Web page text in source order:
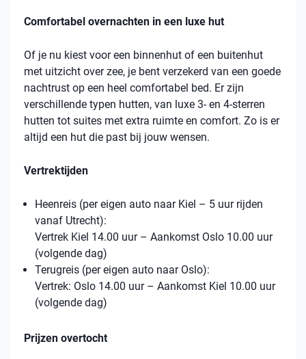
Comfortabel overnachten in een luxe hut
Of je nu kiest voor een binnenhut of een buitenhut
met uitzicht over zee, je bent verzekerd van een goede
nachtrust op een heel comfortabel bed. Er zijn
verschillende typen hutten, van luxe 3- en 4-sterren
hutten tot suites met extra ruimte en comfort. Zo is er
altijd een hut die past bij jouw wensen.
Vertrektijden
Heenreis (per eigen auto naar Kiel – 5 uur rijden
vanaf Utrecht):
Vertrek Kiel 14.00 uur – Aankomst Oslo 10.00 uur
(volgende dag)
Terugreis (per eigen auto naar Oslo):
Vertrek: Oslo 14.00 uur – Aankomst Kiel 10.00 uur
(volgende dag)
Prijzen overtocht